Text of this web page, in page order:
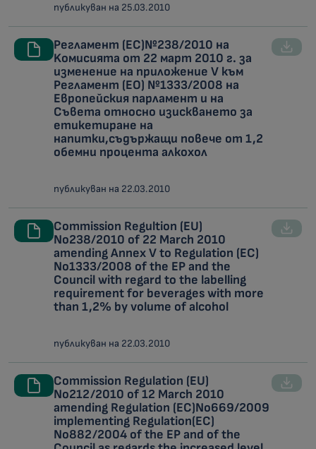
публикуван на 25.03.2010
Регламент (ЕС)№238/2010 на
Kомисията от 22 март 2010 г. за
изменение на приложение V към
Регламент (ЕО) №1333/2008 на
Европейския парламент и на
Съвета относно изискването за
етикетиране на
напитки,съдържащи повече от 1,2
обемни процента алкохол
публикуван на 22.03.2010
Commission Regultion (EU)
No238/2010 of 22 March 2010
amending Annex V to Regulation (EC)
No1333/2008 of the EP and the
Council with regard to the labelling
requirement for beverages with more
than 1,2% by volume of alcohol
публикуван на 22.03.2010
Commission Regulation (EU)
No212/2010 of 12 March 2010
amending Regulation (EC)No669/2009
implementing Regulation(EC)
No882/2004 of the EP and of the